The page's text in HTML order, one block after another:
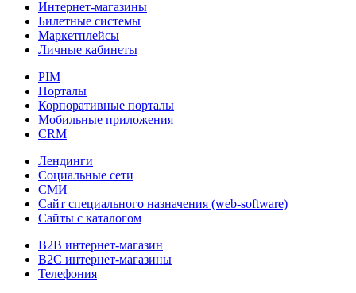
Интернет-магазины
Билетные системы
Маркетплейсы
Личные кабинеты
PIM
Порталы
Корпоративные порталы
Мобильные приложения
CRM
Лендинги
Социальные сети
СМИ
Сайт специального назначения (web-software)
Сайты с каталогом
B2B интернет-магазин
B2C интернет-магазины
Телефония